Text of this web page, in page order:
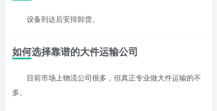
设备到达后安排卸货。
如何选择靠谱的大件运输公司
目前市场上物流公司很多，但真正专业做大件运输的不
多。